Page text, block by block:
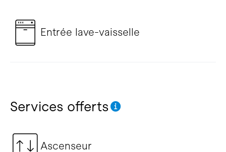
Entrée lave-vaisselle
Services offerts
Ascenseur